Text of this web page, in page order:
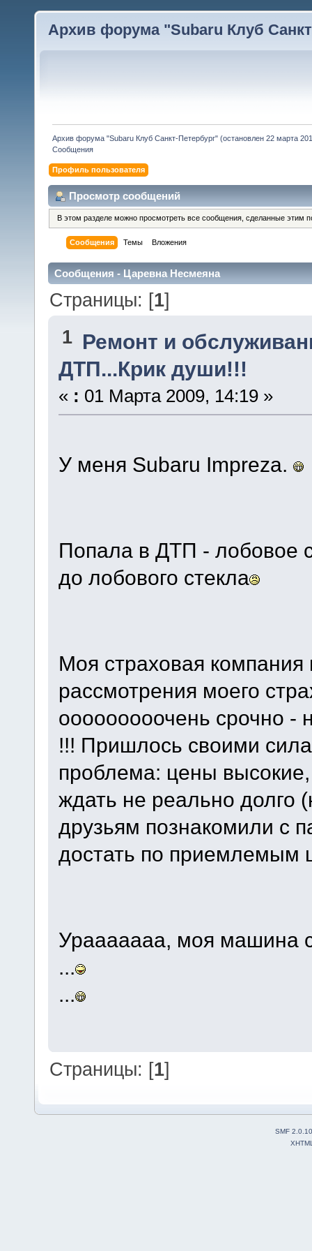
Архив форума "Subaru Клуб
Архив форума "Subaru Клуб Санкт-Петербург" (остановлен 22 марта
Сообщения
Профиль пользователя
Просмотр сообщений
В этом разделе можно просмотреть все сообщения, сделанные этим
Сообщения Темы Вложения
Сообщения - Царевна Несмеяна
Страницы: [1]
1 Ремонт и
ДТП...Крик души!!!
« : 01 Марта 2009, 14:19 »
У меня Subaru Impreza.
Попала в ДТП - лобовое
до лобового стекла
Моя страховая компания
рассмотрения моего
ооооооооочень срочно -
!!! Пришлось своими
проблема: цены высокие,
ждать не реально долго
друзьям познакомили с
достать по приемлемым
Урааааааа, моя машина
...
...
Страницы: [1]
SMF 2.0.10